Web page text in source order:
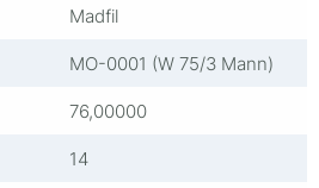
Madfil
MO-0001 (W 75/3 Mann)
76,00000
14